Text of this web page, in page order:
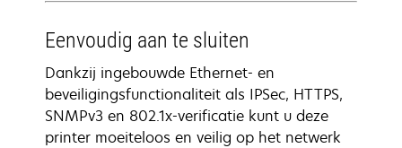
Eenvoudig aan te sluiten
Dankzij ingebouwde Ethernet- en
beveiligingsfunctionaliteit als IPSec, HTTPS,
SNMPv3 en 802.1x-verificatie kunt u deze
printer moeiteloos en veilig op het netwerk